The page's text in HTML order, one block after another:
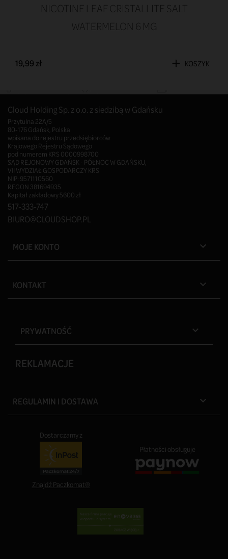
NICOTINE LEAF CRISTALLITE SALT
WATERMELON 6 MG
19,99 zł KOSZYK
Cloud Holding Sp. z o.o. z siedzibą w Gdańsku
Przytulna 22A/5
80-176 Gdańsk, Polska
wpisana do rejestru przedsiębiorców
Krajowego Rejestru Sądowego
pod numerem KRS 0000998700
SĄD REJONOWY GDAŃSK - PÓŁNOC W GDAŃSKU,
VII WYDZIAŁ GOSPODARCZY KRS
NIP: 9571110560
REGON 381694935
Kapitał zakładowy 5600 zł
517-333-747
BIURO@CLOUDSHOP.PL
MOJE KONTO 
KONTAKT 
PRYWATNOŚĆ 
REKLAMACJE
REGULAMIN I DOSTAWA 
Dostarczamy z
Znajdź Paczkomat®
Płatności obsługuje